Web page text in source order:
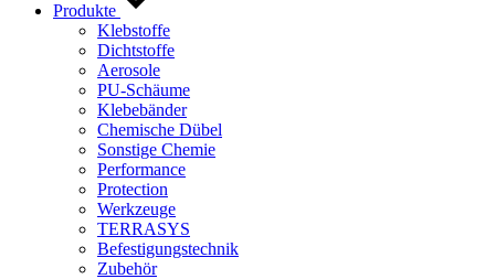
Produkte
Klebstoffe
Dichtstoffe
Aerosole
PU-Schäume
Klebebänder
Chemische Dübel
Sonstige Chemie
Performance
Protection
Werkzeuge
TERRASYS
Befestigungstechnik
Zubehör